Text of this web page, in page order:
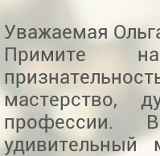
Уважаемая
Примите
мастерство,
профессии.
удивительный